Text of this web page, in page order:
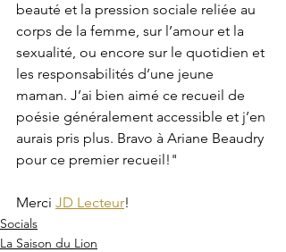
beauté et la pression sociale reliée au
corps de la femme, sur l’amour et la
sexualité, ou encore sur le quotidien et
les responsabilités d’une jeune
maman. J’ai bien aimé ce recueil de
poésie généralement accessible et j’en
aurais pris plus. Bravo à Ariane Beaudry
pour ce premier recueil!"
Merci JD Lecteur!
Socials
La Saison du Lion